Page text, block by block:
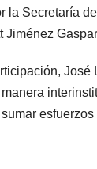
la Secretaría
Jiménez